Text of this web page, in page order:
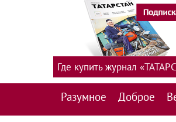
Разумное Доброе
Где купить журнал